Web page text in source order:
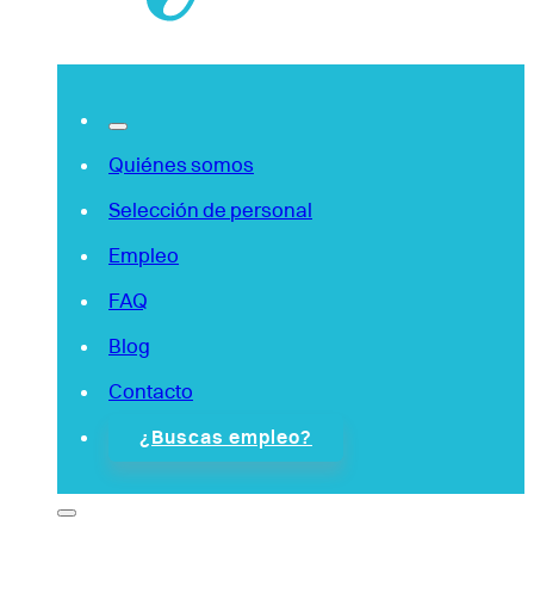
Quiénes somos
Selección de personal
Empleo
FAQ
Blog
Contacto
¿Buscas empleo?